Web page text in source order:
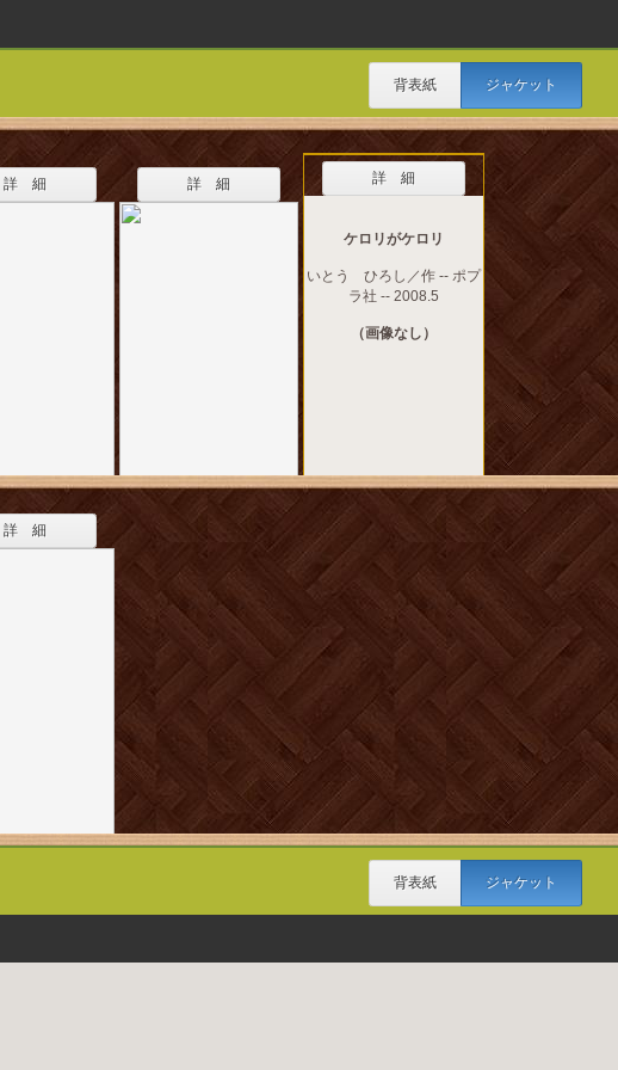
背表紙 ジャケット
詳 細 詳 細 詳 細
ケロリがケロリ
いとう ひろし／作 -- ポプ
ラ社 -- 2008.5
（画像なし）
詳 細
背表紙 ジャケット